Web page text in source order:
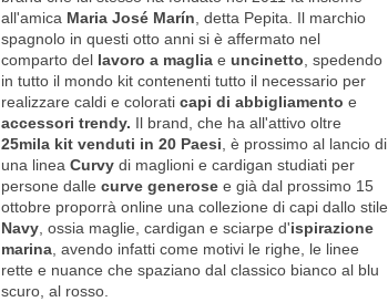
all'amica Maria José Marín, detta Pepita. Il marchio
spagnolo in questi otto anni si è affermato nel
comparto del lavoro a maglia e uncinetto, spedendo
in tutto il mondo kit contenenti tutto il necessario per
realizzare caldi e colorati capi di abbigliamento e
accessori trendy. Il brand, che ha all'attivo oltre
25mila kit venduti in 20 Paesi, è prossimo al lancio di
una linea Curvy di maglioni e cardigan studiati per
persone dalle curve generose e già dal prossimo 15
ottobre proporrà online una collezione di capi dallo stile
Navy, ossia maglie, cardigan e sciarpe d'ispirazione
marina, avendo infatti come motivi le righe, le linee
rette e nuance che spaziano dal classico bianco al blu
scuro, al rosso.